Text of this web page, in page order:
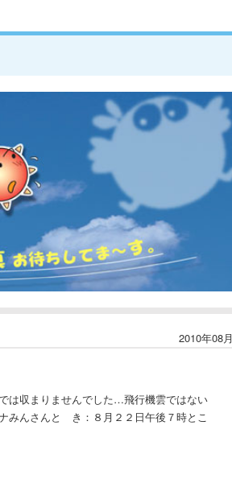
2010年08月
は収まりませんでした…飛行機雲ではない
みんさんと き：８月２２日午後７時とこ